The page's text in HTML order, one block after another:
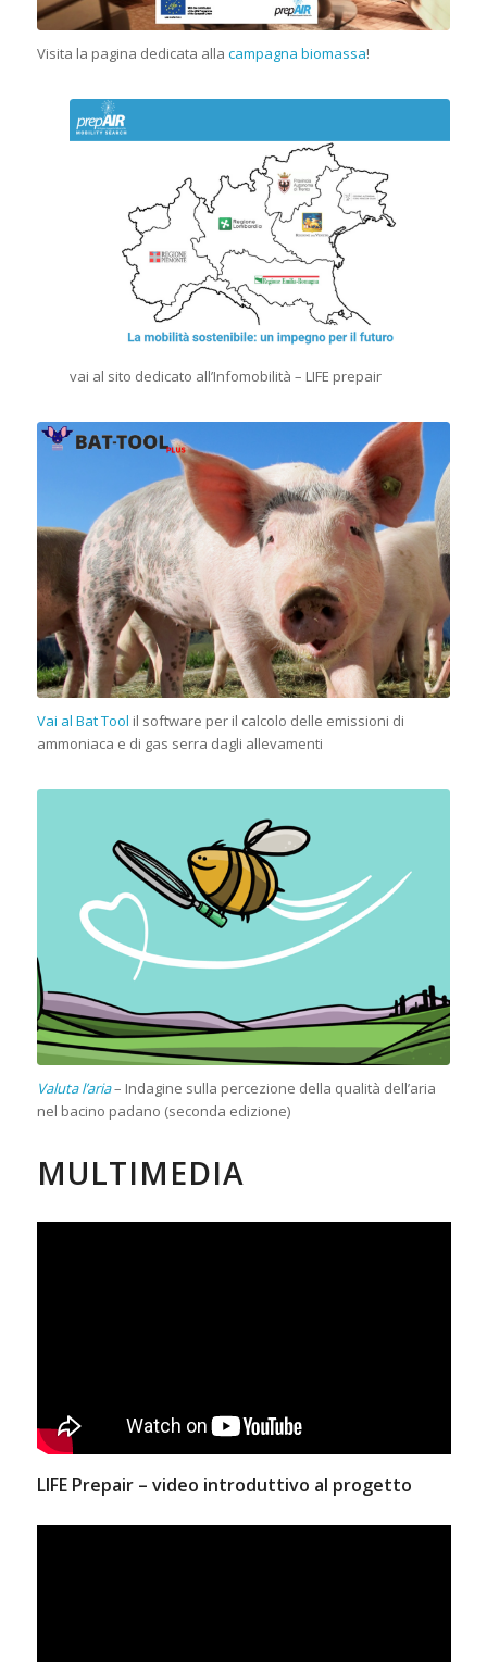
Visita la pagina dedicata alla campagna biomassa!
vai al sito dedicato all’Infomobilità – LIFE prepair
Vai al Bat Tool il software per il calcolo delle emissioni di
ammoniaca e di gas serra dagli allevamenti
Valuta l’aria– Indagine sulla percezione della qualità dell’aria
nel bacino padano (seconda edizione)
MULTIMEDIA
LIFE Prepair – video introduttivo al progetto